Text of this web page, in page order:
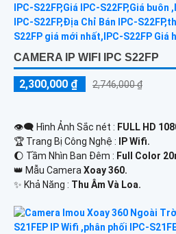
CAMERA IP WIFI IPC S22FP
2,300,000 ₫ 2,746,000 ₫
👁️‍🗨 Hình Ảnh Sắc nét : FULL HD
🏆 Trang Bị Công Nghệ :
IP Wifi.
🌔 Tầm Nhìn Ban Đêm : Full Color
👑 Mẫu Camera Xoay 360.
️✨ Khả Năng : Thu Âm Và Loa.